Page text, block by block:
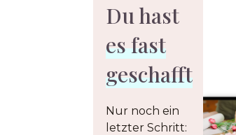
Du hast
es fast
geschafft
Nur noch ein
letzter Schritt: